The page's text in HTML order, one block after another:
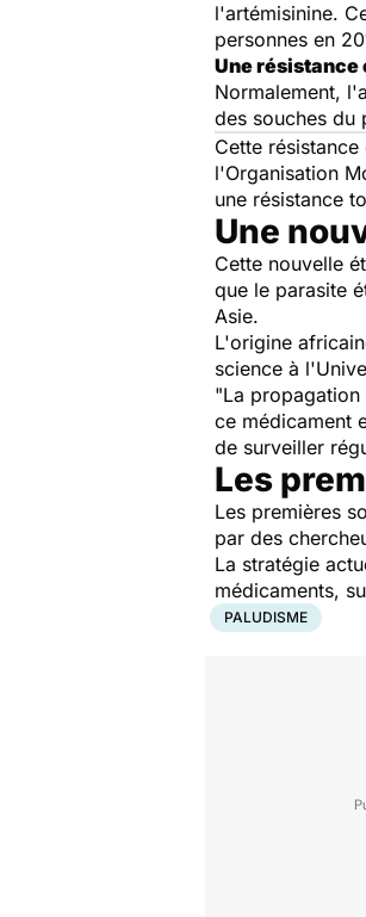
l'artémisinine.
personnes en
Une
Normalement,
des souches du
Cette
l'Organisation
une résistance
Une
Cette nouvelle
que le parasite
Asie.
L'origine
science à
"La propagation
ce médicament
de surveiller
Les
Les premières
par des
La stratégie
médicaments,
PALUDISME